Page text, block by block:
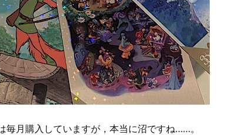
月購入していますが，本当に沼ですね……。